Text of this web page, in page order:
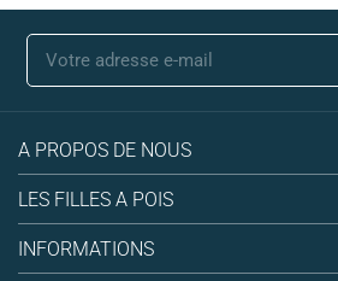
(3)
A PROPOS DE NOUS
LES FILLES A POIS
INFORMATIONS